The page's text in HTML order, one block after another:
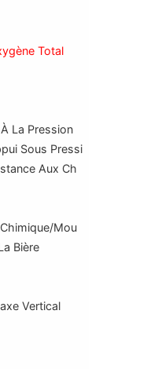
Total
La Pression
Sous Pressi
Aux Ch
mou
Bière
Vertical